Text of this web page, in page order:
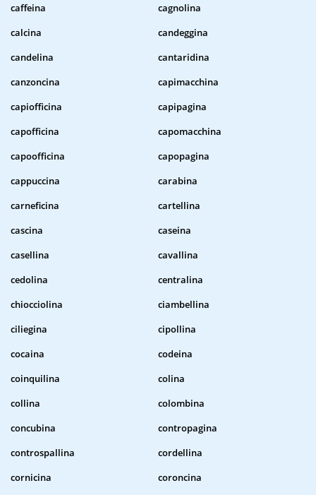
caffeina
cagnolina
calcina
candeggina
candelina
cantaridina
canzoncina
capimacchina
capiofficina
capipagina
capofficina
capomacchina
capoofficina
capopagina
cappuccina
carabina
carneficina
cartellina
cascina
caseina
casellina
cavallina
cedolina
centralina
chiocciolina
ciambellina
ciliegina
cipollina
cocaina
codeina
coinquilina
colina
collina
colombina
concubina
contropagina
controspallina
cordellina
cornicina
coroncina